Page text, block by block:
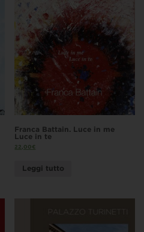
Franca Battain. Luce in me
Luce in te
22,00€
Leggi tutto